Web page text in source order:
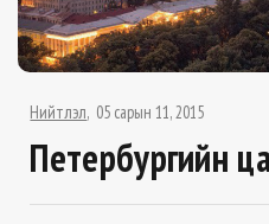
Нийтлэл 05 сарын 11, 2015
Петeрбургийн